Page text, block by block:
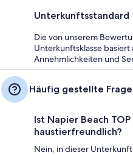
Unterkunftsstandard
Die von unserem
Unterkunftsklasse
Annehmlichkeiten und
Häufig gestellte
Ist Napier Beach
haustierfreundlich?
Nein, in dieser